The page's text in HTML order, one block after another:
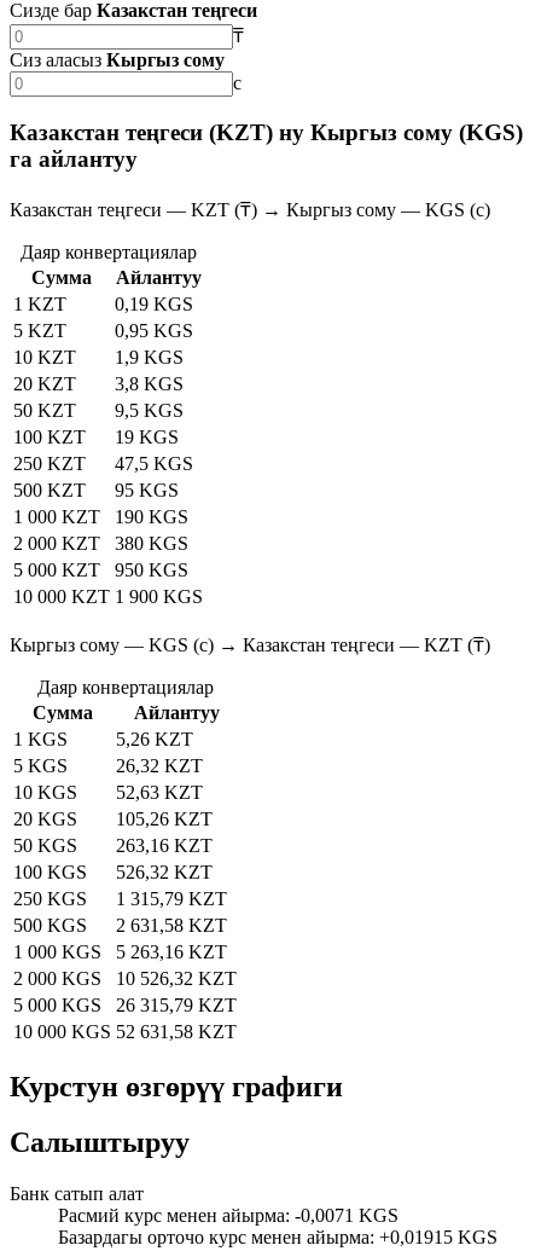
Сизде бар Казакстан теңгеси
₸
Сиз аласыз Кыргыз сому
с
Казакстан теңгеси (KZT) ну Кыргыз сому (KGS)
га айлантуу
Казакстан теңгеси — KZT (₸) → Кыргыз сому — KGS (с)
Даяр конвертациялар
Сумма
Айлантуу
1 KZT
0,19 KGS
5 KZT
0,95 KGS
10 KZT
1,9 KGS
20 KZT
3,8 KGS
50 KZT
9,5 KGS
100 KZT
19 KGS
250 KZT
47,5 KGS
500 KZT
95 KGS
1 000 KZT
190 KGS
2 000 KZT
380 KGS
5 000 KZT
950 KGS
10 000 KZT 1 900 KGS
Кыргыз сому — KGS (с) → Казакстан теңгеси — KZT (₸)
Даяр конвертациялар
Сумма
Айлантуу
1 KGS
5,26 KZT
5 KGS
26,32 KZT
10 KGS
52,63 KZT
20 KGS
105,26 KZT
50 KGS
263,16 KZT
100 KGS
526,32 KZT
250 KGS
1 315,79 KZT
500 KGS
2 631,58 KZT
1 000 KGS
5 263,16 KZT
2 000 KGS
10 526,32 KZT
5 000 KGS
26 315,79 KZT
10 000 KGS 52 631,58 KZT
Курстун өзгөрүү графиги
Салыштыруу
Банк сатып алат
Расмий курс менен айырма: -0,0071 KGS
Базардагы орточо курс менен айырма: +0,01915 KGS